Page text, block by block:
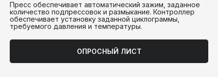
Пресс обеспечивает автоматический зажим, заданное
количество подпрессовок и размыкание. Контроллер
обеспечивает установку заданной циклограммы,
требуемого давления и температуры.
ОПРОСНЫЙ ЛИСТ